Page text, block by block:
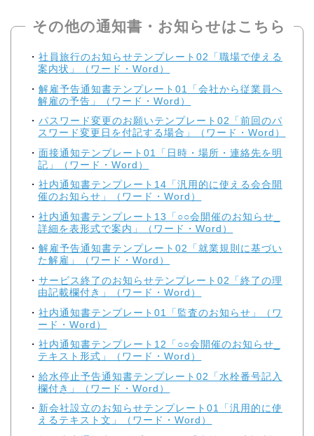
その他の通知書・お知らせはこちら
社員旅行のお知らせテンプレート02「職場で使える
案内状」（ワード・Word）
解雇予告通知書テンプレート01「会社から従業員へ
解雇の予告」（ワード・Word）
パスワード変更のお願いテンプレート02「前回のパ
スワード変更日を付記する場合」（ワード・Word）
面接通知テンプレート01「日時・場所・連絡先を明
記」（ワード・Word）
社内通知書テンプレート14「汎用的に使える会合開
催のお知らせ」（ワード・Word）
社内通知書テンプレート13「○○会開催のお知らせ_
詳細を表形式で案内」（ワード・Word）
解雇予告通知書テンプレート02「就業規則に基づい
た解雇」（ワード・Word）
サービス終了のお知らせテンプレート02「終了の理
由記載欄付き」（ワード・Word）
社内通知書テンプレート01「監査のお知らせ」（ワ
ード・Word）
社内通知書テンプレート12「○○会開催のお知らせ_
テキスト形式」（ワード・Word）
給水停止予告通知書テンプレート02「水栓番号記入
欄付き」（ワード・Word）
新会社設立のお知らせテンプレート01「汎用的に使
えるテキスト文」（ワード・Word）